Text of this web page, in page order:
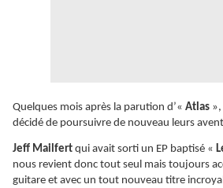
Quelques mois après la parution d’« Atlas
décidé de poursuivre de nouveau leurs
Jeff Mailfert qui avait sorti un EP baptisé «
nous revient donc tout seul mais toujours
guitare et avec un tout nouveau titre